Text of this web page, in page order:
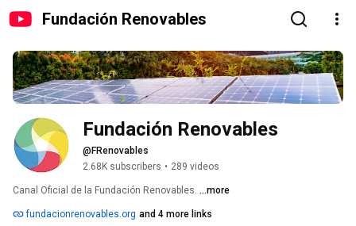
Fundación Renovables
Fundación Renovables
@FRenovables
2.68K subscribers • 289 videos
Canal Oficial de la Fundación Renovables. ...more
fundacionrenovables.org and 4 more links